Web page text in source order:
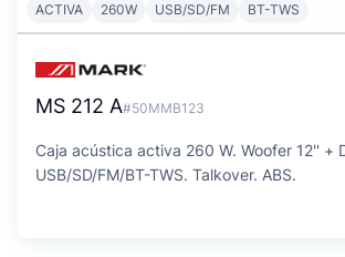
ACTIVA 260W USB/SD/FM BT-TWS
MS 212 A#50MMB123
Caja acústica activa 260 W. Woofer 12'' +
USB/SD/FM/BT-TWS. Talkover. ABS.